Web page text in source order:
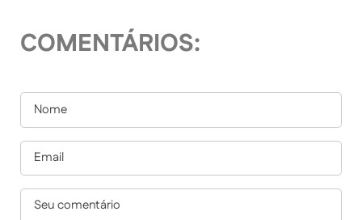
COMENTÁRIOS: